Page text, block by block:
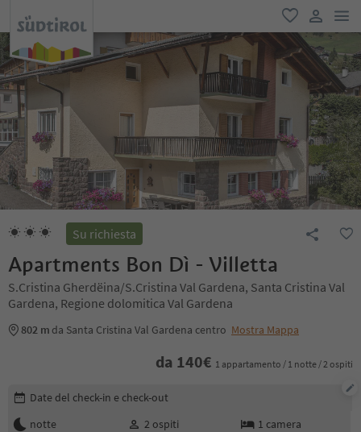
favoriti
user link
Su richiesta
Apartments Bon Dì - Villetta
S.Cristina Gherdëina/S.Cristina Val Gardena, Santa Cristina Val
Gardena, Regione dolomitica Val Gardena
802 m da Santa Cristina Val Gardena centro Mostra Mappa
da 140€ 1 appartamento / 1 notte / 2 ospiti
Modifica i dettagli della prenotazione
Date del check-in e check-out
notte
2 ospiti 1 camera